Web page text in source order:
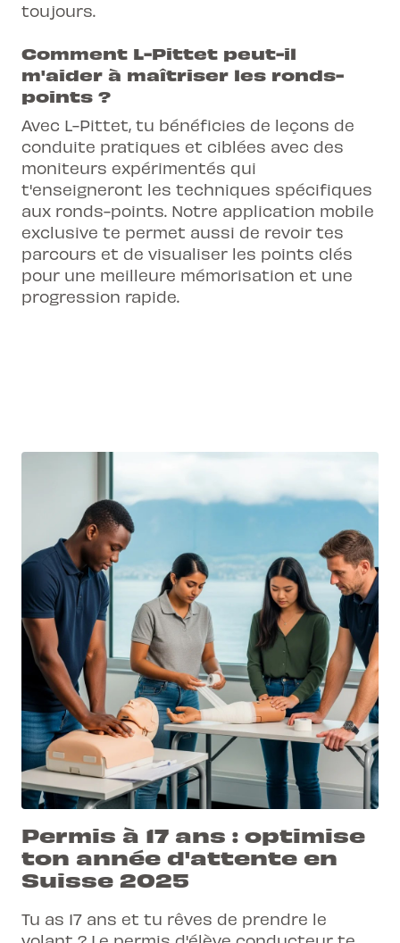
toujours.
Comment L-Pittet peut-il
m'aider à maîtriser les ronds-
points ?
Avec L-Pittet, tu bénéficies de leçons de
conduite pratiques et ciblées avec des
moniteurs expérimentés qui
t'enseigneront les techniques spécifiques
aux ronds-points. Notre application mobile
exclusive te permet aussi de revoir tes
parcours et de visualiser les points clés
pour une meilleure mémorisation et une
progression rapide.
Permis à 17 ans : optimise
ton année d'attente en
Suisse 2025
Tu as 17 ans et tu rêves de prendre le